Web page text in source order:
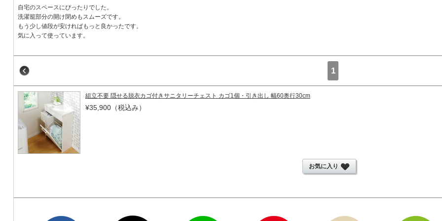
自宅のスペースにぴったりでした。
洗濯籠部分の開け閉めもスムーズです。
もう少し値段が安ければもっと良かったです。
気に入って使っています。
1
組立不要 隠せる脱衣カゴ付きサニタリーチェスト カゴ1個・引き出し 幅60奥行30cm
¥35,900（税込み）
お気に入り